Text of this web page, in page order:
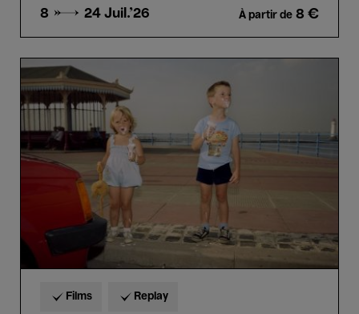
8 → 24 Juil.'26 À partir de 8 €
I
am
Martin
Parr
Shulman
Films Replay